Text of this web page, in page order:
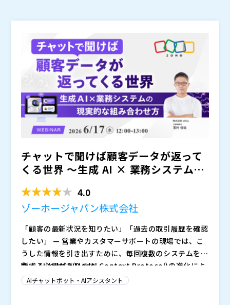
チャットで聞けば顧客データが返って
くる世界 ～生成 AI × 業務システムの
4.0
ゾーホージャパン株式会社
「顧客の最新状況を知りたい」「過去の取引履歴を確認
したい」 — 営業やカスタマーサポートの現場では、こ
うした情報を引き出すために、毎回複数のシステムを横
断する必要があります。
生成 AI と MCP(Model Context Protocol)の進化によ
り、Slack や Google Chat に話しかけるだけで、社内
AIチャットボット・AIアシスタント